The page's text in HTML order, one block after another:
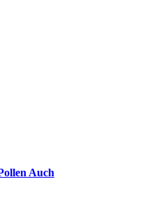
Auch